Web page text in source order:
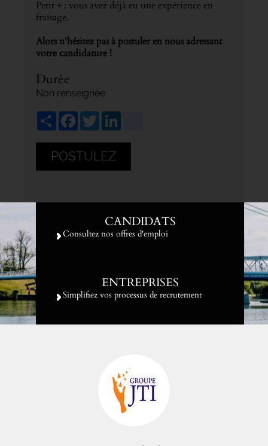
Petit + : vous avez déjà eu une expérience en
fraisage.
Alors n'hésitez pas à postuler en nous adressant
votre candidature !
Durée
Non renseignée
ShareFacebook
Twitter
POSTULEZ
CANDIDATS
Consultez nos offres d'emploi
ENTREPRISES
Simplifiez vos processus de recrutement